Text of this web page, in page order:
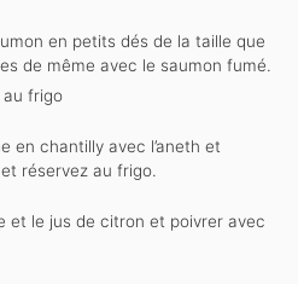
en petits dés de la taille que
de même avec le saumon fumé.
au frigo
en chantilly avec l’aneth et
réservez au frigo.
et le jus de citron et poivrer avec